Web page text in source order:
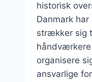
historisk
Danmark
strækker sig
organisere
ansvarlige